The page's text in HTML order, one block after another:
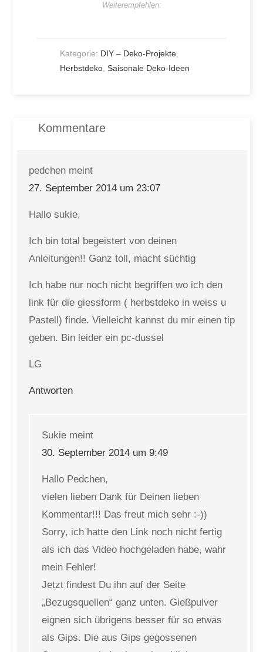
Weiterempfehlen:
Kategorie: DIY – Deko-Projekte
Herbstdeko ,Saisonale Deko-Ideen
Kommentare
pedchen meint
27. September 2014 um 23:07
Hallo sukie,
Ich bin total begeistert von deinen
Anleitungen!! Ganz toll, macht süchtig
Ich habe nur noch nicht begriffen wo ich den
link für die giessform ( herbstdeko in weiss u
Pastell) finde. Vielleicht kannst du mir einen tip
geben. Bin leider ein pc-dussel
LG
Antworten
Sukie meint
30. September 2014 um 9:49
Hallo Pedchen,
vielen lieben Dank für Deinen lieben
Kommentar!!! Das freut mich sehr :-))
Sorry, ich hatte den Link noch nicht fertig
als ich das Video hochgeladen habe, wahr
mein Fehler!
Jetzt findest Du ihn auf der Seite
„Bezugsquellen“ ganz unten. Gießpulver
eignen sich übrigens besser für so etwas
als Gips. Die aus Gips gegossenen